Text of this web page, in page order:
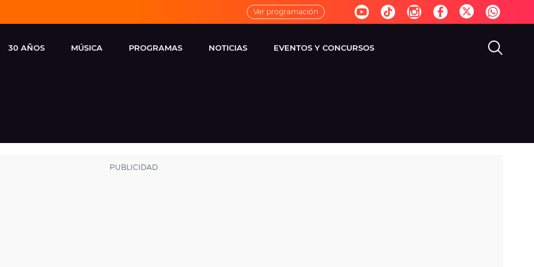
Ver programación
30 AÑOS MÚSICA
FM
PROGRAMAS
VIRALES
NOTICIAS EVENTOS Y CONCURSOS